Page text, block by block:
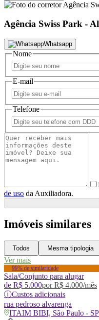
Agência Swiss Park -
Whatsapp
Nome
E-mail
Telefone
de uso da Auxiliadora.
Imóveis similares
Todos Mesma tipologia
Ver mais
99% de similaridade
Sala/Conjunto para alugar
de R$ 5.000porR$ 4.000/mês
ⓘCustos adicionais
rua pedroso alvarenga
ITAIM BIBI, São Paulo - SP